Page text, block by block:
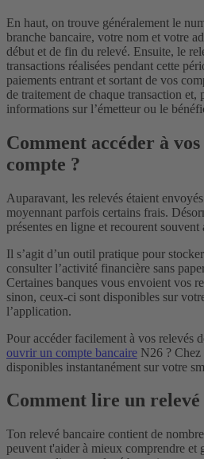
En haut, on trouve généralement le
branche bancaire, votre nom et votre
début et de fin du relevé. Ensuite, le
transactions réalisées pendant cette
paiements entrant et sortant de vos
de traitement de chaque transaction et,
informations sur l’émetteur ou le
Comment accéder à
compte ?
Auparavant, les relevés étaient
moyennant parfois certains frais.
présentes en ligne et recourent
Il s’agit d’un outil pratique pour
consulter l’activité financière sans
Certaines banques vous envoient vos
sinon, ceux-ci sont disponibles sur
l’application.
Pour accéder facilement à vos relevés
ouvrir un compte bancaire N26 ?
disponibles instantanément sur votre
Comment lire un
Ton relevé bancaire contient de
peuvent t'aider à mieux comprendre et